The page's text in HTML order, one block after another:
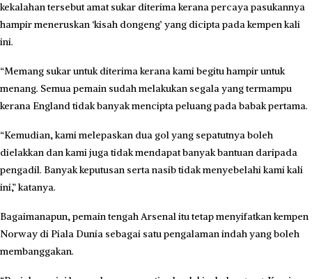
kekalahan tersebut amat sukar diterima kerana percaya pasukannya
hampir meneruskan ‘kisah dongeng’ yang dicipta pada kempen kali
ini.
“Memang sukar untuk diterima kerana kami begitu hampir untuk
menang. Semua pemain sudah melakukan segala yang termampu
kerana England tidak banyak mencipta peluang pada babak pertama.
“Kemudian, kami melepaskan dua gol yang sepatutnya boleh
dielakkan dan kami juga tidak mendapat banyak bantuan daripada
pengadil. Banyak keputusan serta nasib tidak menyebelahi kami kali
ini,” katanya.
Bagaimanapun, pemain tengah Arsenal itu tetap menyifatkan kempen
Norway di Piala Dunia sebagai satu pengalaman indah yang boleh
membanggakan.